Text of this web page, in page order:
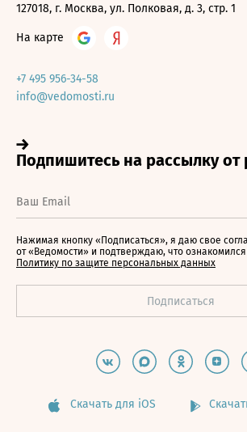
127018, г. Москва, ул. Полковая, д. 3, стр. 1
На карте
+7 495 956-34-58
info@vedomosti.ru
Нажимая кнопку «Подписаться», я даю свое
от «Ведомости» и подтверждаю, что
Политику по защите персональных данных
Скачать для iOS